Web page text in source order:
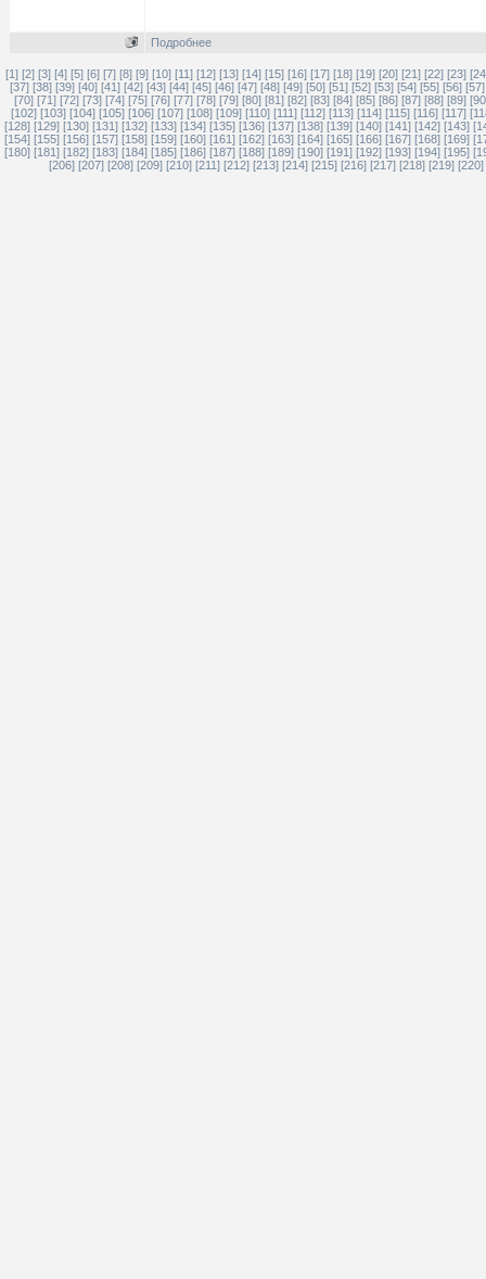
Подробнее
[1] [2] [3] [4] [5] [6] [7] [8] [9] [10] [11] [12] [13] [14] [15] [16] [17] [18] [19] [20] [21] [22] [23]
[37] [38] [39] [40] [41] [42] [43] [44] [45] [46] [47] [48] [49] [50] [51] [52] [53] [54] [55] [56] [57]
[70] [71] [72] [73] [74] [75] [76] [77] [78] [79] [80] [81] [82] [83] [84] [85] [86] [87] [88] [89]
[102] [103] [104] [105] [106] [107] [108] [109] [110] [111] [112] [113] [114] [115] [116] [117]
[128] [129] [130] [131] [132] [133] [134] [135] [136] [137] [138] [139] [140] [141] [142] [143]
[154] [155] [156] [157] [158] [159] [160] [161] [162] [163] [164] [165] [166] [167] [168] [169]
[180] [181] [182] [183] [184] [185] [186] [187] [188] [189] [190] [191] [192] [193] [194] [195]
[206] [207] [208] [209] [210] [211] [212] [213] [214] [215] [216] [217] [218] [219] [220]